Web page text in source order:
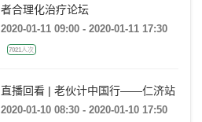
者合理化治疗论坛
2020-01-11 09:00 - 2020-01-11 17:30
7021人次
直播回看 | 老伙计中国行——仁济站
2020-01-10 08:30 - 2020-01-10 17:50